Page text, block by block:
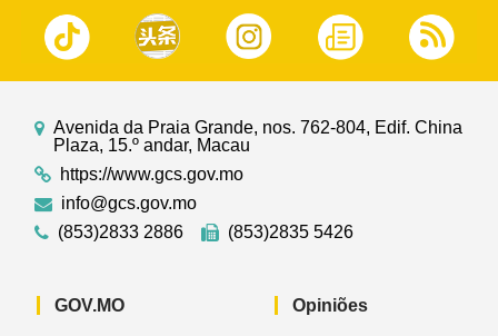
Avenida da Praia Grande, nos. 762-804, Edif. China
Plaza, 15.º andar, Macau
https://www.gcs.gov.mo
info@gcs.gov.mo
(853)2833 2886
(853)2835 5426
GOV.MO Opiniões